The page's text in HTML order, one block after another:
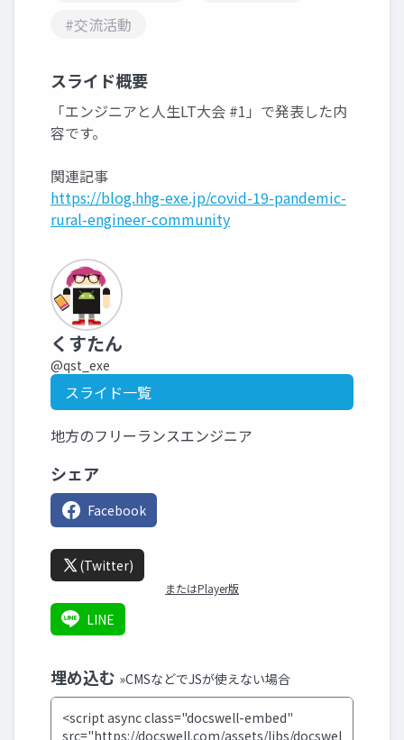
#交流活動
スライド概要
「エンジニアと人生LT大会 #1」で発表した内
容です。
関連記事
https://blog.hhg-exe.jp/covid-19-pandemic-
rural-engineer-community
くすたん
@qst_exe
スライド一覧
地方のフリーランスエンジニア
シェア
Facebook
(Twitter)
またはPlayer版
LINE
埋め込む »CMSなどでJSが使えない場合